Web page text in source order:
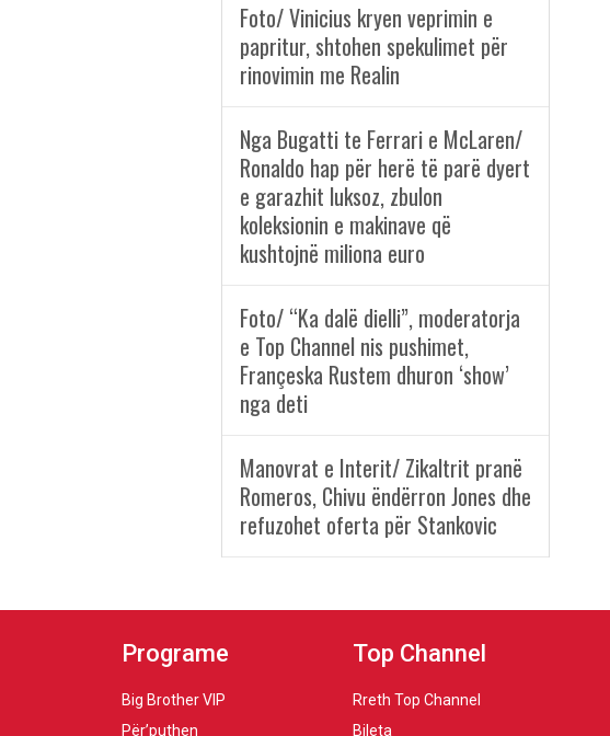
Foto/ Vinicius kryen veprimin e
papritur, shtohen spekulimet për
rinovimin me Realin
Nga Bugatti te Ferrari e McLaren/
Ronaldo hap për herë të parë dyert
e garazhit luksoz, zbulon
koleksionin e makinave që
kushtojnë miliona euro
Foto/ “Ka dalë dielli”, moderatorja
e Top Channel nis pushimet,
Françeska Rustem dhuron ‘show’
nga deti
Manovrat e Interit/ Zikaltrit pranë
Romeros, Chivu ëndërron Jones dhe
refuzohet oferta për Stankovic
Programe
Big Brother VIP
Për’puthen
Top Channel
Rreth Top Channel
Bileta